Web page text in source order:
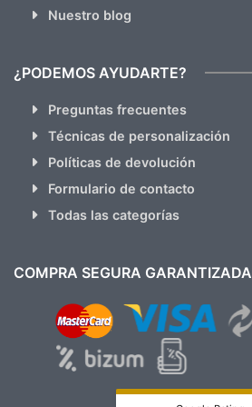
Nuestro blog
¿PODEMOS AYUDARTE?
Preguntas frecuentes
Técnicas de personalización
Políticas de devolución
Formulario de contacto
Todas las categorías
COMPRA SEGURA GARANTIZADA